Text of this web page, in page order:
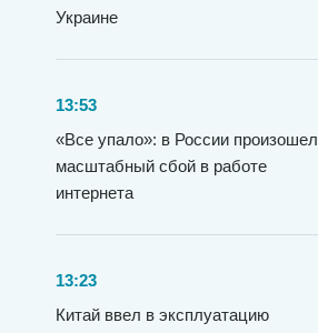
Украине
13:53
«Все упало»: в России произошел
масштабный сбой в работе
интернета
13:23
Китай ввел в эксплуатацию